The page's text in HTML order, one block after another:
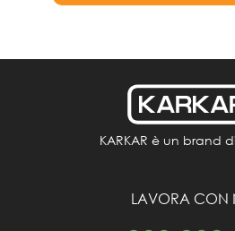
KARKAR è un brand
LAVORA CON